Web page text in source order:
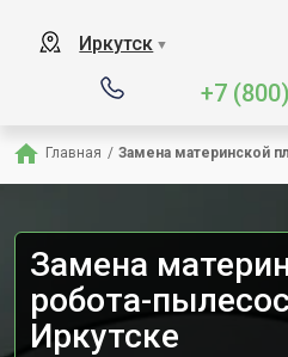
Иркутск ▼
+7
Главная / Замена материнской
Замена
робота-
Иркутске